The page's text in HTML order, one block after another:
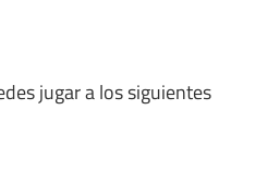
jugar a los siguientes